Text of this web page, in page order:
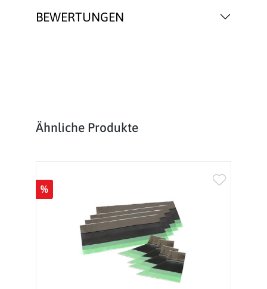
BEWERTUNGEN
Produktgalerie überspringen
Ähnliche Produkte
%